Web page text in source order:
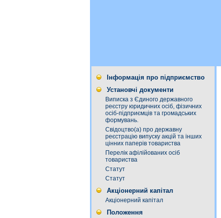
Інформація про підприємство
Установчі документи
Виписка з Єдиного державного
реєстру юридичних осіб, фізичних
осіб-підприємців та громадських
формувань.
Свідоцтво(а) про державну
реєстрацію випуску акцій та інших
цінних паперів товариства
Перелік афілійованих осіб
товариства
Статут
Статут
Акціонерний капітал
Акціонерний капітал
Положення